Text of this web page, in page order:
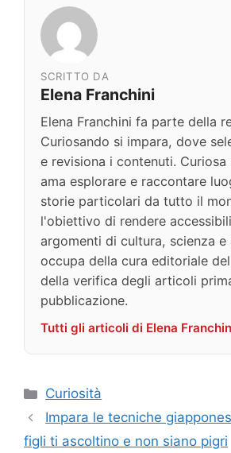
SCRITTO DA
Elena Franchini
Elena Franchini fa parte della
Curiosando si impara, dove
e revisiona i contenuti. Curiosa
ama esplorare e raccontare
storie particolari da tutto il
l'obiettivo di rendere
argomenti di cultura, scienza e
occupa della cura editoriale
della verifica degli articoli
pubblicazione.
Tutti gli articoli di Elena
Categorie
Curiosità
Impara le tecniche
figli ti ascoltino e non siano pigri